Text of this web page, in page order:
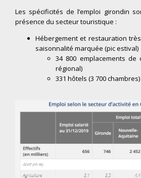
Les spécificités de l’emploi girondin
présence du secteur touristique :
Hébergement et restauration
saisonnalité marquée (pic estival)
34 800 emplacements de
régional)
331 hôtels (3 700 chambres)